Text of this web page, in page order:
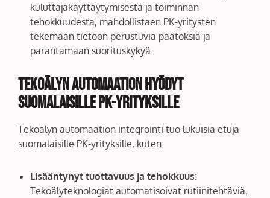
kuluttajakäyttäytymisestä ja toiminnan
tehokkuudesta, mahdollistaen PK-yritysten
tekemään tietoon perustuvia päätöksiä ja
parantamaan suorituskykyä.
Tekoälyn automaation hyödyt
suomalaisille PK-yrityksille
Tekoälyn automaation integrointi tuo lukuisia etuja
suomalaisille PK-yrityksille, kuten:
Lisääntynyt tuottavuus ja tehokkuus:
Tekoälyteknologiat automatisoivat rutiinitehtäviä,